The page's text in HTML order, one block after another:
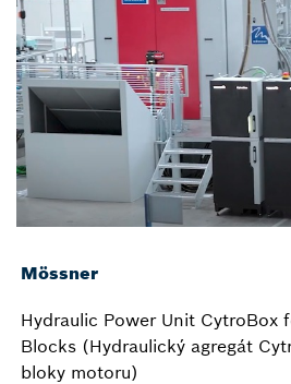
Mössner
Hydraulic Power Unit CytroBox
Blocks (Hydraulický agregát
bloky motoru)